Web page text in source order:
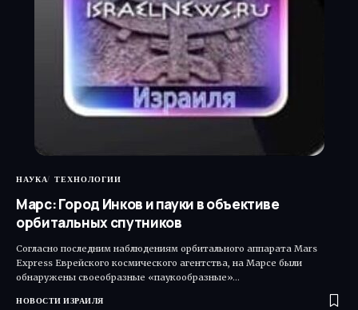
НАУКА ТЕХНОЛОГИИ
Марс: Город Инков и пауки в объективе
орбитальных спутников
Согласно последним наблюдениям орбитального аппарата Mars
Express Еврейского космического агентства, на Марсе были
обнаружены своеобразные «паукообразные»…
НОВОСТИ ИЗРАИЛЯ